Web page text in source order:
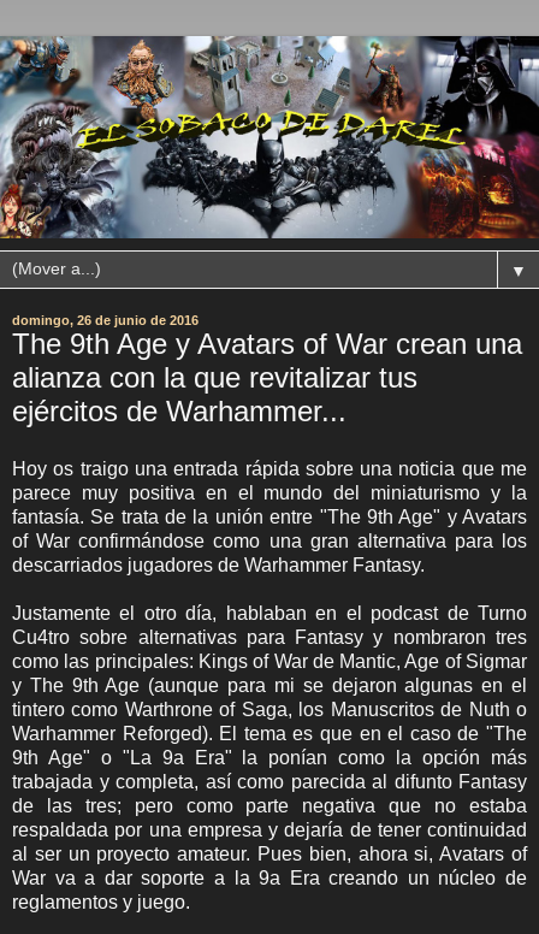
▼
domingo, 26 de junio de 2016
The 9th Age y Avatars of War crean una
alianza con la que revitalizar tus
ejércitos de Warhammer...
Hoy os traigo una entrada rápida sobre una noticia que me
parece muy positiva en el mundo del miniaturismo y la
fantasía. Se trata de la unión entre "The 9th Age" y Avatars
of War confirmándose como una gran alternativa para los
descarriados jugadores de Warhammer Fantasy.
Justamente el otro día, hablaban en el podcast de Turno
Cu4tro sobre alternativas para Fantasy y nombraron tres
como las principales: Kings of War de Mantic, Age of Sigmar
y The 9th Age (aunque para mi se dejaron algunas en el
tintero como Warthrone of Saga, los Manuscritos de Nuth o
Warhammer Reforged). El tema es que en el caso de "The
9th Age" o "La 9a Era" la ponían como la opción más
trabajada y completa, así como parecida al difunto Fantasy
de las tres; pero como parte negativa que no estaba
respaldada por una empresa y dejaría de tener continuidad
al ser un proyecto amateur. Pues bien, ahora si, Avatars of
War va a dar soporte a la 9a Era creando un núcleo de
reglamentos y juego.